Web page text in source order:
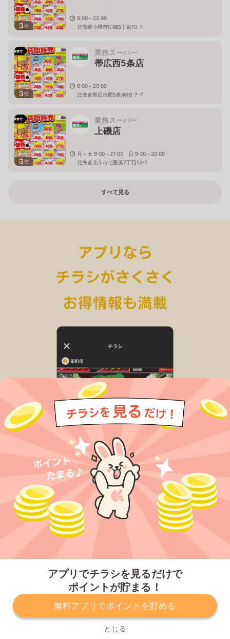
アプリでチラシを見るだけで
ポイントが貯まる！
無料アプリでポイントを貯める
とじる
3枚
9:00～22:00
北海道小樽市稲穂5丁目10-1
3枚
業務スーパー
帯広西5条店
9:00～20:00
北海道帯広市西5条南18-7-7
3枚
業務スーパー
上磯店
月～土:9:00～21:00 日:9:00～20:00
北海道北斗市七重浜7丁目12-1
すべて見る
プライバシーポリシー 利用規約
運営会社
サービスに関してのお問い合わせ